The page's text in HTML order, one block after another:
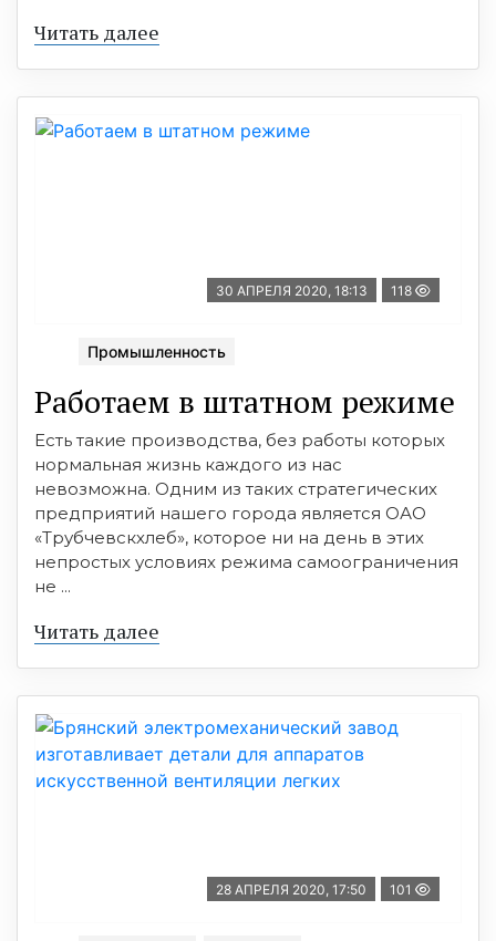
Читать далее
30 АПРЕЛЯ 2020, 18:13 118
Промышленность
Работаем в штатном режиме
Есть такие производства, без работы которых
нормальная жизнь каждого из нас
невозможна. Одним из таких стратегических
предприятий нашего города является ОАО
«Трубчевскхлеб», которое ни на день в этих
непростых условиях режима самоограничения
не ...
Читать далее
28 АПРЕЛЯ 2020, 17:50 101